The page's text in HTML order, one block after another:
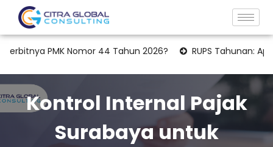
Nomor 44 Tahun 2026? RUPS Tahunan: Apakah
Kontrol Internal Pajak
Surabaya untuk